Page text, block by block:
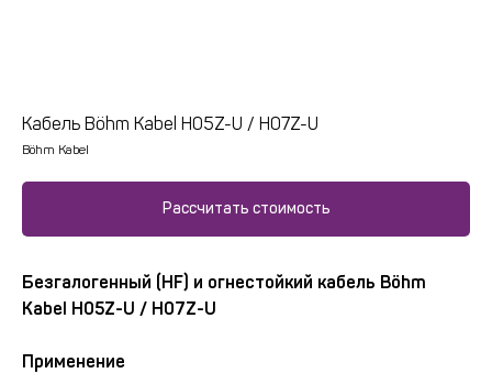
Кабель Böhm Kabel H05Z-U / H07Z-U
Böhm Kabel
Рассчитать стоимость
Безгалогенный (HF) и огнестойкий кабель Böhm
Kabel H05Z-U / H07Z-U
Применение